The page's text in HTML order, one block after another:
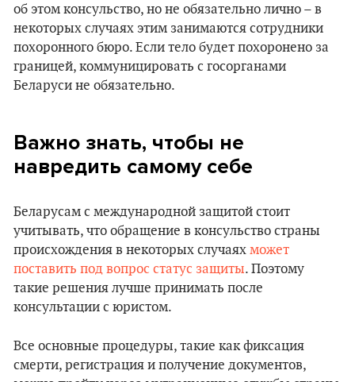
об этом консульство, но не обязательно лично – в
некоторых случаях этим занимаются сотрудники
похоронного бюро. Если тело будет похоронено за
границей, коммуницировать с госорганами
Беларуси не обязательно.
Важно знать, чтобы не
навредить самому себе
Беларусам с международной защитой стоит
учитывать, что обращение в консульство страны
происхождения в некоторых случаях может
поставить под вопрос статус защиты. Поэтому
такие решения лучше принимать после
консультации с юристом.
Все основные процедуры, такие как фиксация
смерти, регистрация и получение документов,